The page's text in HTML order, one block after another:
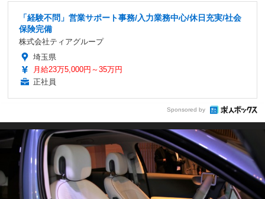
「経験不問」営業サポート事務/入力業務中心/休日充実/社会
保険完備
株式会社ティアグループ
埼玉県
月給23万5,000円～35万円
正社員
Sponsored by